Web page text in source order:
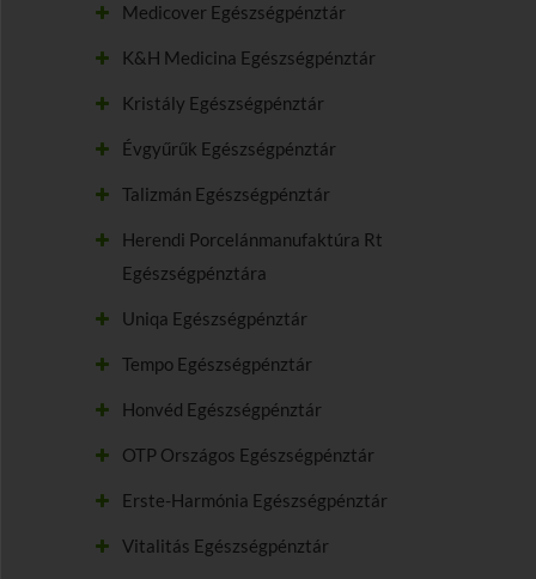
Medicover Egészségpénztár
K&H Medicina Egészségpénztár
Kristály Egészségpénztár
Évgyűrűk Egészségpénztár
Talizmán Egészségpénztár
Herendi Porcelánmanufaktúra Rt
Egészségpénztára
Uniqa Egészségpénztár
Tempo Egészségpénztár
Honvéd Egészségpénztár
OTP Országos Egészségpénztár
Erste-Harmónia Egészségpénztár
Vitalitás Egészségpénztár